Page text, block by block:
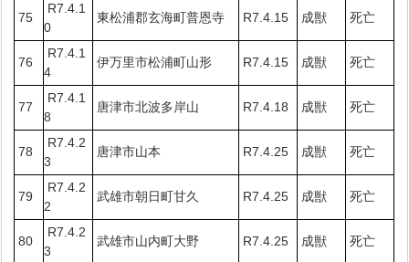
75
R7.4.1
0
東松浦郡玄海町普恩寺 R7.4.15 成獣 死亡
76
R7.4.1
4
伊万里市松浦町山形 R7.4.15 成獣 死亡
77
R7.4.1
8
唐津市北波多岸山 R7.4.18 成獣 死亡
78
R7.4.2
3
唐津市山本 R7.4.25 成獣 死亡
79
R7.4.2
2
武雄市朝日町甘久 R7.4.25 成獣 死亡
80
R7.4.2
3
武雄市山内町大野 R7.4.25 成獣 死亡